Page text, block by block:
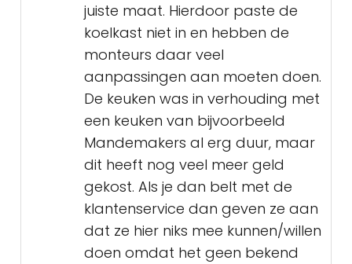
juiste maat. Hierdoor paste de
koelkast niet in en hebben de
monteurs daar veel
aanpassingen aan moeten doen.
De keuken was in verhouding met
een keuken van bijvoorbeeld
Mandemakers al erg duur, maar
dit heeft nog veel meer geld
gekost. Als je dan belt met de
klantenservice dan geven ze aan
dat ze hier niks mee kunnen/willen
doen omdat het geen bekend